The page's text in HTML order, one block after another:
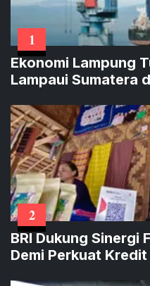
1
Ekonomi Lampung
Lampaui Sumatera
2
BRI Dukung Sinergi
Demi Perkuat